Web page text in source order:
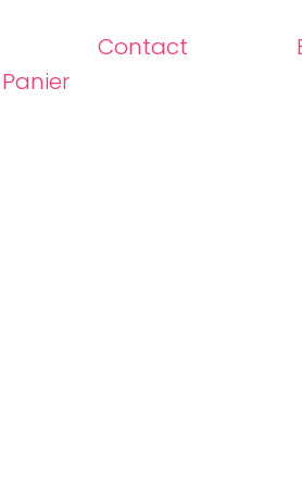
Contact
Panier